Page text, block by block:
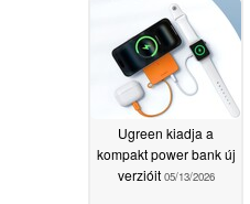
Ugreen kiadja a
kompakt power bank új
verzióit 05/13/2026